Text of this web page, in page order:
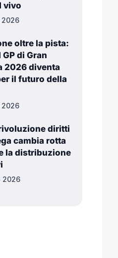
vivo
2026
oltre la pista:
di Gran
2026 diventa
il futuro della
2026
diritti
cambia rotta
la distribuzione
2026